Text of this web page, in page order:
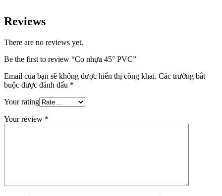
Reviews
There are no reviews yet.
Be the first to review “Co nhựa 45° PVC”
Email của bạn sẽ không được hiển thị công khai. Các trường bắt
buộc được đánh dấu *
Your rating
Your review *